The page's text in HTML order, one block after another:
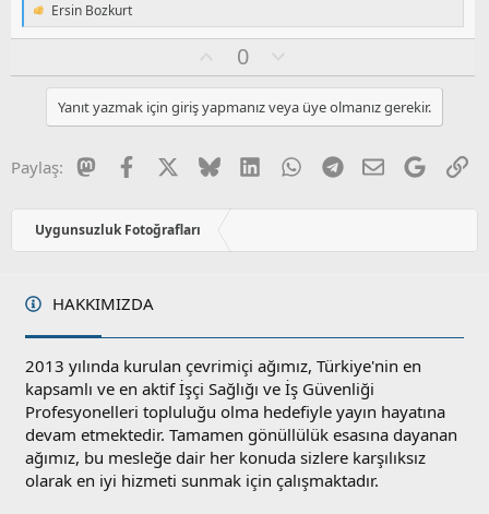
T
e
Ersin Bozkurt
y
l
a
0
l
u
m
u
z
o
l
Yanıt yazmak için giriş yapmanız veya üye olmanız gerekir.
Paylaş: MastodonFacebook BlueskyLinkedInWhatsAppTelegram
E-postaGoogle
Uygunsuzluk Fotoğrafları
HAKKIMIZDA
2013 yılında kurulan çevrimiçi ağımız, Türkiye'nin en
kapsamlı ve en aktif İşçi Sağlığı ve İş Güvenliği
Profesyonelleri topluluğu olma hedefiyle yayın hayatına
devam etmektedir. Tamamen gönüllülük esasına dayanan
ağımız, bu mesleğe dair her konuda sizlere karşılıksız
olarak en iyi hizmeti sunmak için çalışmaktadır.